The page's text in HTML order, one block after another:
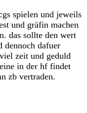
spielen und jeweils
und gräfin machen
das sollte den wert
dennoch dafuer
zeit und geduld
in der hf findet
zb vertraden.